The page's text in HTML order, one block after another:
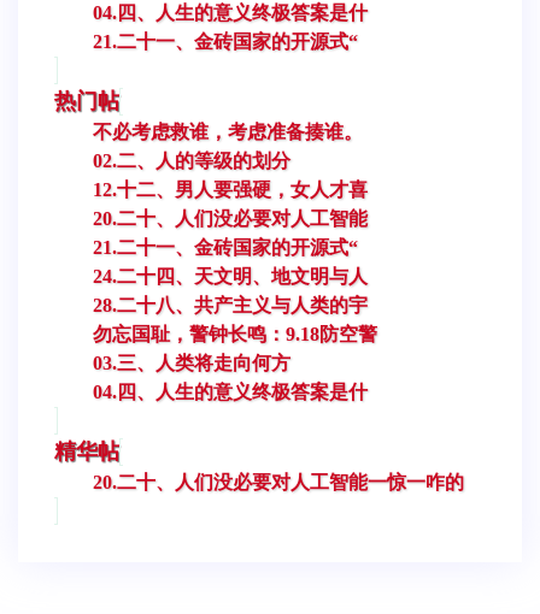
04.四、人生的意义终极答案是什
21.二十一、金砖国家的开源式“
热门帖
不必考虑救谁，考虑准备揍谁。
02.二、人的等级的划分
12.十二、男人要强硬，女人才喜
20.二十、人们没必要对人工智能
21.二十一、金砖国家的开源式“
24.二十四、天文明、地文明与人
28.二十八、共产主义与人类的宇
勿忘国耻，警钟长鸣：9.18防空警
03.三、人类将走向何方
04.四、人生的意义终极答案是什
精华帖
20.二十、人们没必要对人工智能一惊一咋的